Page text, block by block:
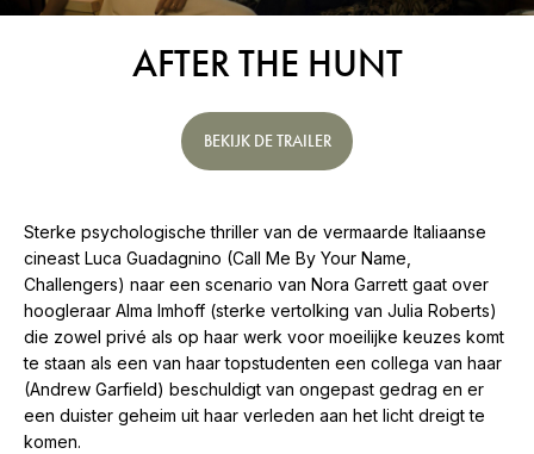
AFTER THE HUNT
BEKIJK DE TRAILER
Sterke psychologische thriller van de vermaarde Italiaanse
cineast Luca Guadagnino (Call Me By Your Name,
Challengers) naar een scenario van Nora Garrett gaat over
hoogleraar Alma Imhoff (sterke vertolking van Julia Roberts)
die zowel privé als op haar werk voor moeilijke keuzes komt
te staan als een van haar topstudenten een collega van haar
(Andrew Garfield) beschuldigt van ongepast gedrag en er
een duister geheim uit haar verleden aan het licht dreigt te
komen.